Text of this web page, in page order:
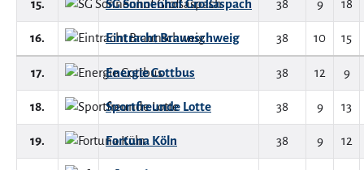
15. SG Sonnenhof Großaspach 38 9 18
16. Eintracht Braunschweig 38 10 15
17. Energie Cottbus 38 12 9
18. Sportfreunde Lotte 38 9 13
19. Fortuna Köln 38 9 12